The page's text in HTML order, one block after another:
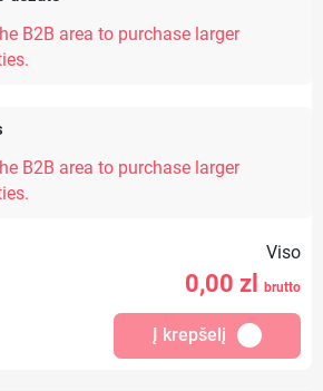
B2B area to purchase larger
B2B area to purchase larger
Viso
0,00 zl brutto
Į krepšelį